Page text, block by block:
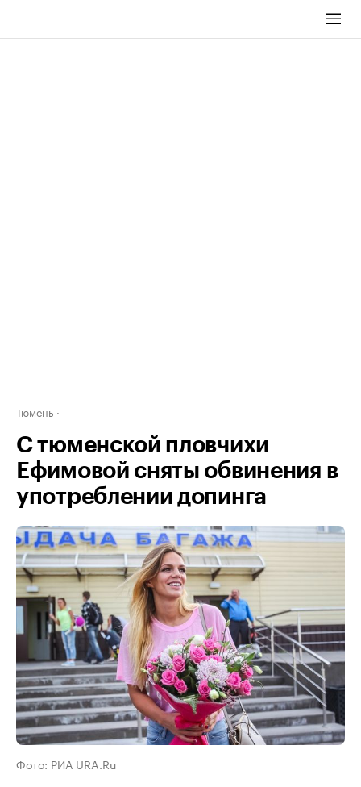
Тюмень
С тюменской пловчихи
Ефимовой сняты обвинения в
употреблении допинга
Фото: РИА URA.Ru